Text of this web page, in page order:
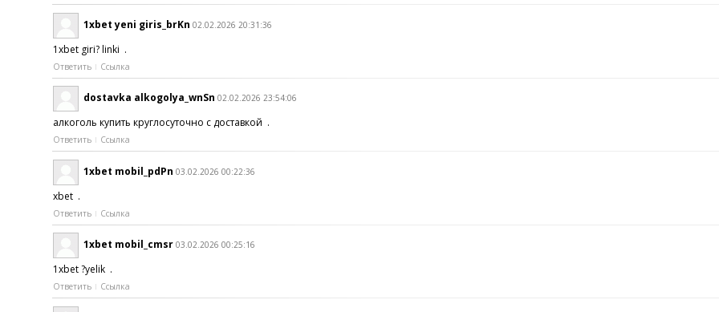
1xbet yeni giris_brKn 02.02.2026 20:31:36
1xbet giri? linki .
Ответить Ссылка
dostavka alkogolya_wnSn 02.02.2026 23:54:06
алкоголь купить круглосуточно с доставкой .
Ответить Ссылка
1xbet mobil_pdPn 03.02.2026 00:22:36
xbet .
Ответить Ссылка
1xbet mobil_cmsr 03.02.2026 00:25:16
1xbet ?yelik .
Ответить Ссылка